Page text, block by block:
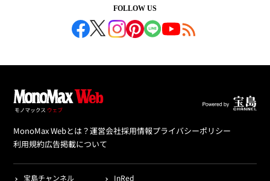
FOLLOW US
MonoMax Webとは？運営会社採用情報プライバシーポリシー
利用規約広告掲載について
宝島チャンネル
InRed